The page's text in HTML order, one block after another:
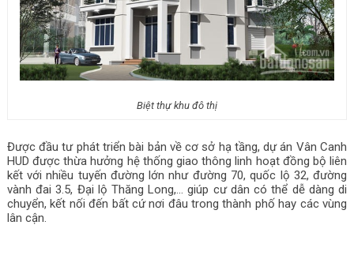
Biệt thự khu đô thị
Được đầu tư phát triển bài bản về cơ sở hạ tầng, dự án Vân Canh
HUD được thừa hưởng hệ thống giao thông linh hoạt đồng bộ liên
kết với nhiều tuyến đường lớn như đường 70, quốc lộ 32, đường
vành đai 3.5, Đại lộ Thăng Long,… giúp cư dân có thể dễ dàng di
chuyển, kết nối đến bất cứ nơi đâu trong thành phố hay các vùng
lân cận.